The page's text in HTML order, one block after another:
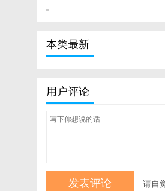
本类最新
用户评论
请自